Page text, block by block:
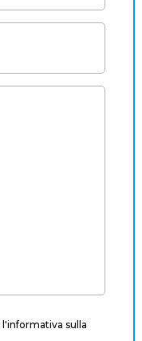
l'informativa sulla